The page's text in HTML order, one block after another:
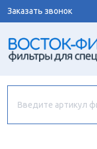
Заказать звонок